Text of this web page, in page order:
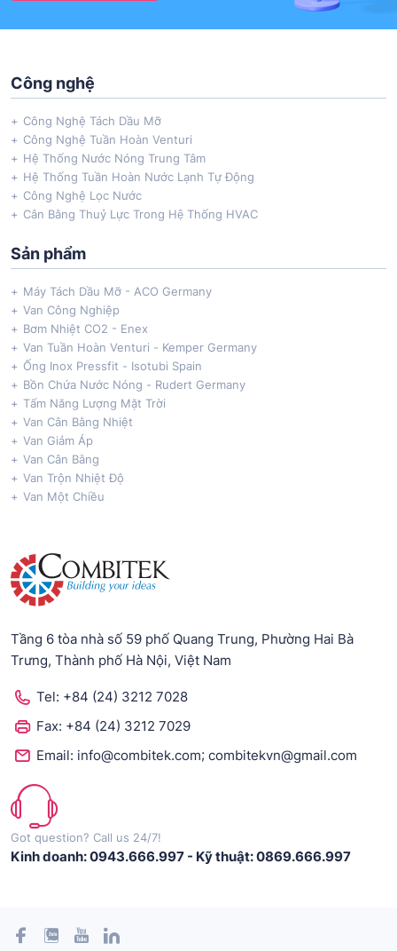
Công nghệ
Công Nghệ Tách Dầu Mỡ
Công Nghệ Tuần Hoàn Venturi
Hệ Thống Nước Nóng Trung Tâm
Hệ Thống Tuần Hoàn Nước Lạnh Tự Động
Công Nghệ Lọc Nước
Cân Bằng Thuỷ Lực Trong Hệ Thống HVAC
Sản phẩm
Máy Tách Dầu Mỡ - ACO Germany
Van Công Nghiệp
Bơm Nhiệt CO2 - Enex
Van Tuần Hoàn Venturi - Kemper Germany
Ống Inox Pressfit - Isotubi Spain
Bồn Chứa Nước Nóng - Rudert Germany
Tấm Năng Lượng Mặt Trời
Van Cân Bằng Nhiệt
Van Giảm Áp
Van Cân Bằng
Van Trộn Nhiệt Độ
Van Một Chiều
Tầng 6 tòa nhà số 59 phố Quang Trung, Phường Hai Bà
Trưng, Thành phố Hà Nội, Việt Nam
Tel: +84 (24) 3212 7028
Fax: +84 (24) 3212 7029
Email: info@combitek.com; combitekvn@gmail.com
Got question? Call us 24/7!
Kinh doanh: 0943.666.997 - Kỹ thuật: 0869.666.997